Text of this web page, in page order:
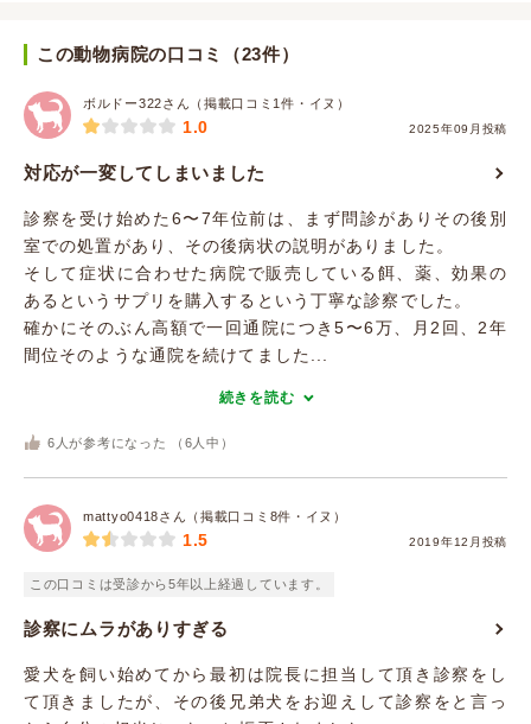
この動物病院の口コミ（23件）
ボルドー322さん（掲載口コミ1件・イヌ）
2025年09月投稿
1.0
対応が一変してしまいました
診察を受け始めた6〜7年位前は、まず問診がありその後別
室での処置があり、その後病状の説明がありました。
そして症状に合わせた病院で販売している餌、薬、効果の
あるというサプリを購入するという丁寧な診察でした。
確かにそのぶん高額で一回通院につき5〜6万、月2回、2年
間位そのような通院を続けてました...
続きを読む
6 人が参考になった （ 6 人中）
mattyo0418さん（掲載口コミ8件・イヌ）
2019年12月投稿
1.5
この口コミは受診から5年以上経過しています。
診察にムラがありすぎる
愛犬を飼い始めてから最初は院長に担当して頂き診察をし
て頂きましたが、その後兄弟犬をお迎えして診察をと言っ